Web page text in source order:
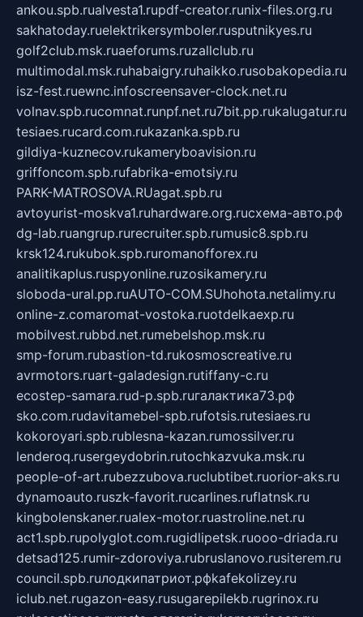
ankou.spb.rualvesta1.rupdf-creator.runix-files.org.ru
sakhatoday.ruelektrikersymboler.rusputnikyes.ru
golf2club.msk.ruaeforums.ruzallclub.ru
multimodal.msk.ruhabaigry.ruhaikko.rusobakopedia.ru
isz-fest.ruewnc.infoscreensaver-clock.net.ru
volnav.spb.rucomnat.runpf.net.ru7bit.pp.rukalugatur.ru
tesiaes.rucard.com.rukazanka.spb.ru
gildiya-kuznecov.rukameryboavision.ru
griffoncom.spb.rufabrika-emotsiy.ru
PARK-MATROSOVA.RUagat.spb.ru
avtoyurist-moskva1.ruhardware.org.ruсхема-авто.рф
dg-lab.ruangrup.rurecruiter.spb.rumusic8.spb.ru
krsk124.rukubok.spb.ruromanofforex.ru
analitikaplus.ruspyonline.ruzosikamery.ru
sloboda-ural.pp.ruAUTO-COM.SUhohota.netalimy.ru
online-z.comaromat-vostoka.ruotdelkaexp.ru
mobilvest.rubbd.net.rumebelshop.msk.ru
smp-forum.rubastion-td.rukosmoscreative.ru
avrmotors.ruart-galadesign.rutiffany-c.ru
ecostep-samara.rud-p.spb.ruгалактика73.рф
sko.com.rudavitamebel-spb.rufotsis.rutesiaes.ru
kokoroyari.spb.rublesna-kazan.rumossilver.ru
lenderoq.rusergeydobrin.rutochkazvuka.msk.ru
people-of-art.rubezzubova.ruclubtibet.ruorior-aks.ru
dynamoauto.ruszk-favorit.rucarlines.ruflatnsk.ru
kingbolenskaner.rualex-motor.ruastroline.net.ru
act1.spb.rupolyglot.com.rugidlipetsk.ruooo-driada.ru
detsad125.rumir-zdoroviya.rubruslanovo.rusiterem.ru
council.spb.ruлодкипатриот.рфkafekolizey.ru
iclub.net.rugazon-easy.rusugarepilekb.rugrinox.ru